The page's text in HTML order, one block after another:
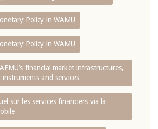
Policy in WAMU
Policy in WAMU
financial market infrastructures,
instruments and services
sur les services financiers via la